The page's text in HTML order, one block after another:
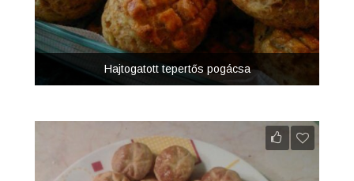
Hajtogatott tepertős pogácsa